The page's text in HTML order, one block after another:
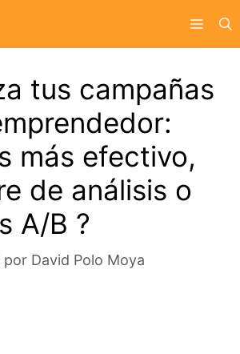
Menú
tus campañas
más efectivo,
de análisis o
A/B ?
por David Polo Moya